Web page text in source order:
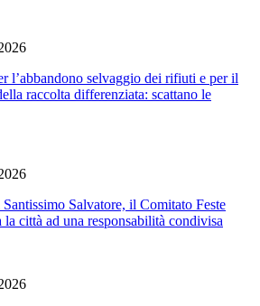
l’abbandono selvaggio dei rifiuti e per il
raccolta differenziata: scattano le
Salvatore, il Comitato Feste
città ad una responsabilità condivisa